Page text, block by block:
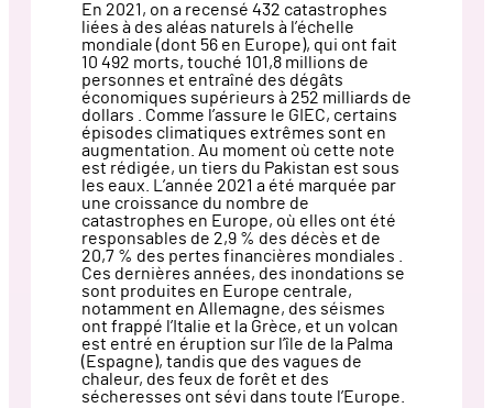
En 2021, on a recensé 432 catastrophes
liées à des aléas naturels à l’échelle
mondiale (dont 56 en Europe), qui ont fait
10 492 morts, touché 101,8 millions de
personnes et entraîné des dégâts
économiques supérieurs à 252 milliards de
dollars . Comme l’assure le GIEC, certains
épisodes climatiques extrêmes sont en
augmentation. Au moment où cette note
est rédigée, un tiers du Pakistan est sous
les eaux. L’année 2021 a été marquée par
une croissance du nombre de
catastrophes en Europe, où elles ont été
responsables de 2,9 % des décès et de
20,7 % des pertes financières mondiales .
Ces dernières années, des inondations se
sont produites en Europe centrale,
notamment en Allemagne, des séismes
ont frappé l’Italie et la Grèce, et un volcan
est entré en éruption sur l’île de la Palma
(Espagne), tandis que des vagues de
chaleur, des feux de forêt et des
sécheresses ont sévi dans toute l’Europe.